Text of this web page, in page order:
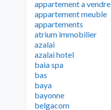
appartement a vendre
appartement meuble
appartements
atrium immobilier
azalai
azalai hotel
baia spa
bas
baya
bayonne
belgacom